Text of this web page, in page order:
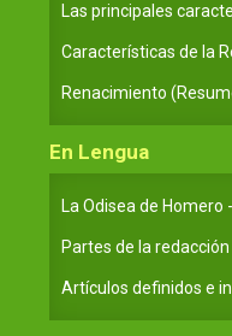
Las principales
Características de la
Renacimiento
En Lengua
La Odisea de Homero
Partes de la redacción
Artículos definidos e